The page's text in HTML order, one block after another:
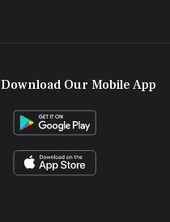
Download Our Mobile App